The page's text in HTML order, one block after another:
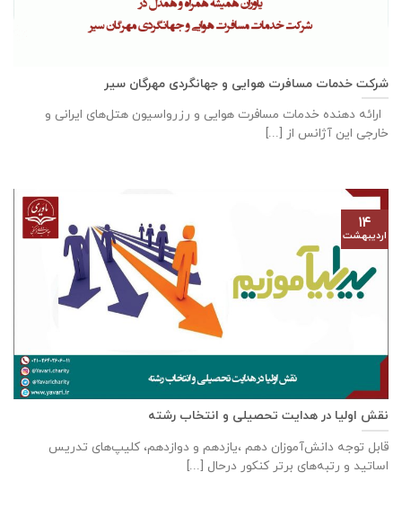
شرکت خدمات مسافرت هوایی و جهانگردی مهرگان سیر
ارائه دهنده خدمات مسافرت هوایی و رزرواسیون هتل‌های ایرانی و
خارجی این آژانس از [...]
نقش اولیا در هدایت تحصیلی و انتخاب رشته
قابل توجه دانش‌آموزان دهم ،یازدهم و دوازدهم، کلیپ‌های تدریس
اساتید و رتبه‌های برتر کنکور درحال [...]
۱۴
اردیبهشت